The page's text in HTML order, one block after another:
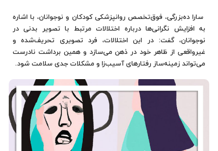
سارا ده‌بزرگی، فوق‌تخصص روانپزشکی کودکان و نوجوانان، با اشاره
به افزایش نگرانی‌ها درباره اختلالات مرتبط با تصویر بدنی در
نوجوانان، گفت: در این اختلالات، فرد تصویری تحریف‌شده و
غیرواقعی از ظاهر خود در ذهن می‌سازد و همین برداشت نادرست
می‌تواند زمینه‌ساز رفتارهای آسیب‌زا و مشکلات جدی سلامت شود.